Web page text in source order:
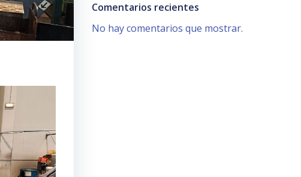
Comentarios recientes
No hay comentarios que mostrar.